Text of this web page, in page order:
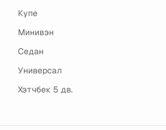
Купе
Минивэн
Седан
Универсал
Хэтчбек 5 дв.